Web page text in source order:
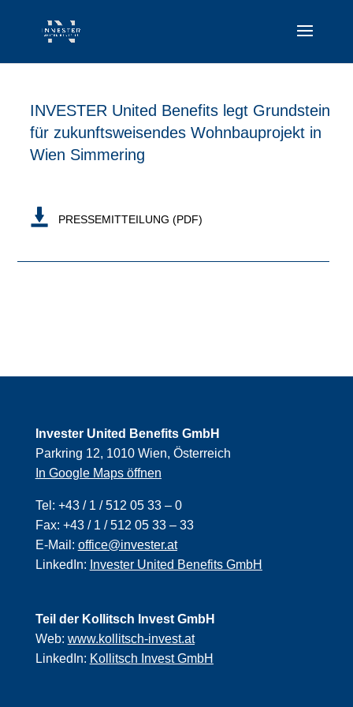
INVESTER United Benefits legt Grundstein
für zukunftsweisendes Wohnbauprojekt in
Wien Simmering
PRESSEMITTEILUNG (PDF)
Invester United Benefits GmbH
Parkring 12, 1010 Wien, Österreich
In Google Maps öffnen
Tel: +43 / 1 / 512 05 33 – 0
Fax: +43 / 1 / 512 05 33 – 33
E-Mail: office@invester.at
LinkedIn: Invester United Benefits GmbH
Teil der Kollitsch Invest GmbH
Web: www.kollitsch-invest.at
LinkedIn: Kollitsch Invest GmbH